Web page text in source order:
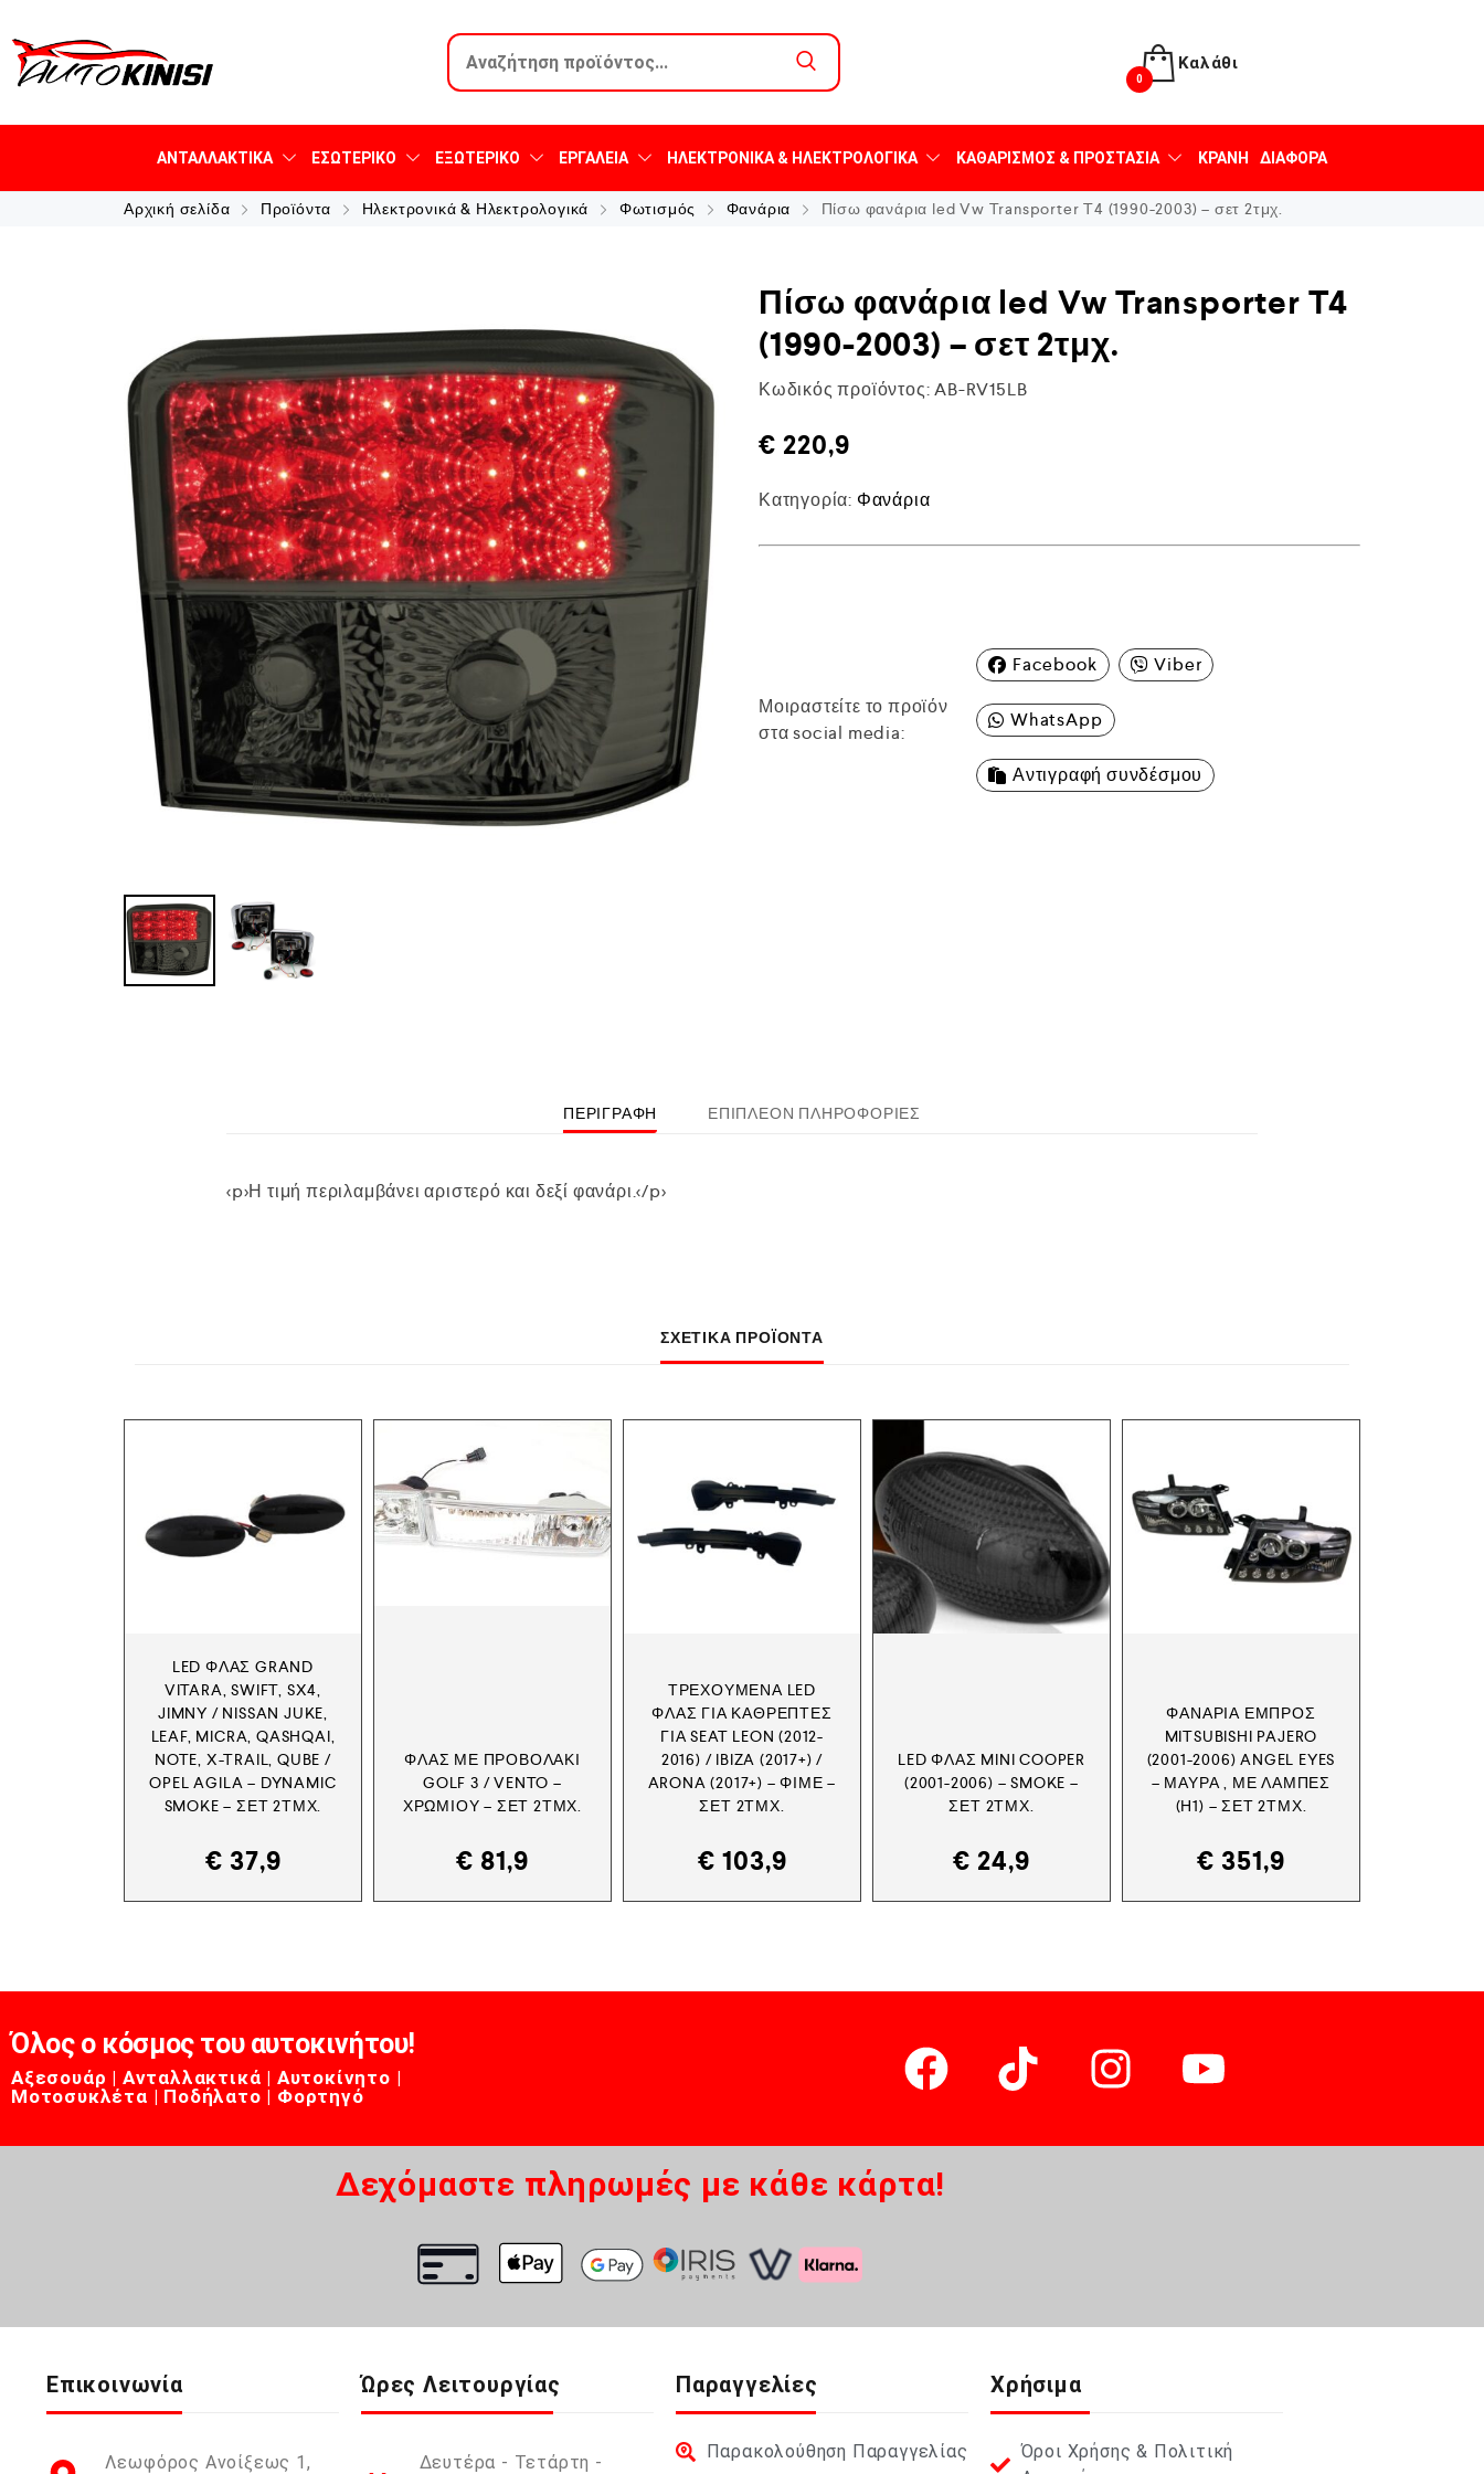
Καλάθι
0
ΑΝΤΑΛΛΑΚΤΙΚΆ ΕΣΩΤΕΡΙΚΌ ΕΞΩΤΕΡΙΚΌ ΕΡΓΑΛΕΊΑ ΗΛΕΚΤΡΟΝΙΚΆ & ΗΛΕΚΤΡΟΛΟΓΙΚΆ ΚΑΘΑΡΙΣΜΌΣ & ΠΡΟΣΤΑΣΊΑ ΚΡΆΝΗ ΔΙΆΦΟΡΑ
Αρχική σελίδα Προϊόντα Ηλεκτρονικά & Ηλεκτρολογικά Φωτισμός Φανάρια Πίσω φανάρια led Vw Transporter T4 (1990-2003) – σετ 2τμχ.
Πίσω φανάρια led Vw Transporter T4
(1990-2003) – σετ 2τμχ.
Κωδικός προϊόντος: AB-RV15LB
€ 220,9
Κατηγορία: Φανάρια
Μοιραστείτε το προϊόν
στα social media:
Facebook Viber
WhatsApp
Αντιγραφή συνδέσμου
ΠΕΡΙΓΡΑΦΉ ΕΠΙΠΛΈΟΝ ΠΛΗΡΟΦΟΡΊΕΣ
<p>Η τιμή περιλαμβάνει αριστερό και δεξί φανάρι.</p>
ΣΧΕΤΙΚΆ ΠΡΟΪΌΝΤΑ
LED ΦΛΑΣ GRAND
VITARA, SWIFT, SX4,
JIMNY / NISSAN JUKE,
LEAF, MICRA, QASHQAI,
NOTE, X-TRAIL, QUBE /
OPEL AGILA – DYNAMIC
SMOKE – ΣΕΤ 2ΤΜΧ.
€ 37,9
ΦΛΑΣ ΜΕ ΠΡΟΒΟΛΆΚΙ
GOLF 3 / VENTO –
ΧΡΩΜΊΟΥ – ΣΕΤ 2ΤΜΧ.
€ 81,9
ΤΡΕΧΟΎΜΕΝΑ LED
ΦΛΑΣ ΓΙΑ ΚΑΘΡΈΠΤΕΣ
ΓΙΑ SEAT LEON (2012-
2016) / IBIZA (2017+) /
ARONA (2017+) – ΦΙΜΈ –
ΣΕΤ 2ΤΜΧ.
€ 103,9
LED ΦΛΑΣ MINI COOPER
(2001-2006) – SMOKE –
ΣΕΤ 2ΤΜΧ.
€ 24,9
ΦΑΝΆΡΙΑ ΕΜΠΡΌΣ
MITSUBISHI PAJERO
(2001-2006) ANGEL EYES
– ΜΑΎΡΑ , ΜΕ ΛΆΜΠΕΣ
(Η1) – ΣΕΤ 2ΤΜΧ.
€ 351,9
Όλος ο κόσμος του αυτοκινήτου!
Αξεσουάρ | Ανταλλακτικά | Αυτοκίνητο |
Μοτοσυκλέτα | Ποδήλατο | Φορτηγό
Δεχόμαστε πληρωμές με κάθε κάρτα!
Επικοινωνία
Λεωφόρος Ανοίξεως 1,
Ώρες Λειτουργίας
Δευτέρα - Τετάρτη -
Παραγγελίες
Παρακολούθηση Παραγγελίας
Χρήσιμα
Όροι Χρήσης & Πολιτική